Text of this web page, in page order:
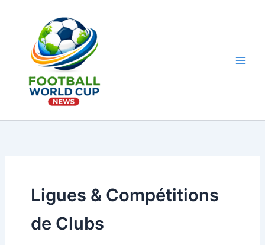
Ligues & Compétitions
de Clubs